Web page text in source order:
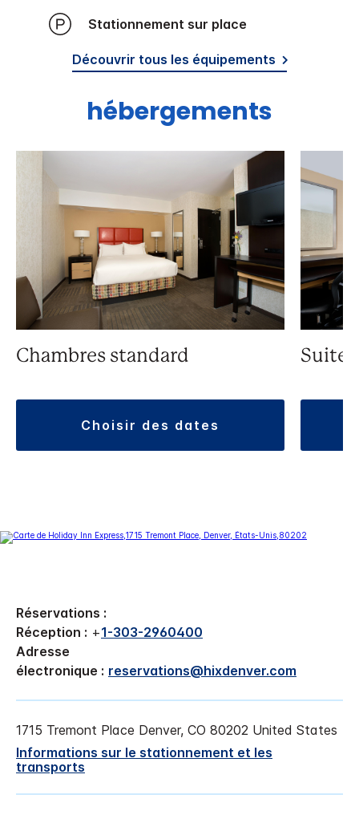
Stationnement sur place
Découvrir tous les équipements
hébergements
Chambres standard
choisir des dates
Suite
Réservations :
Réception : +1-303-2960400
Adresse
électronique : reservations@hixdenver.com
1715 Tremont Place Denver, CO 80202 United States
Informations sur le stationnement et les
transports